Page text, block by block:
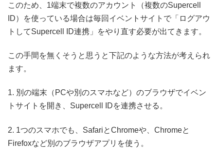
このため、1端末で複数のアカウント（複数のSupercell
ID）を使っている場合は毎回イベントサイトで「ログアウ
トしてSupercell ID連携」をやり直す必要が出てきます。
この手間を無くそうと思うと下記のような方法が考えられ
ます。
1. 別の端末（PCや別のスマホなど）のブラウザでイベン
トサイトを開き、Supercell IDを連携させる。
2. 1つのスマホでも、SafariとChromeや、Chromeと
Firefoxなど別のブラウザアプリを使う。